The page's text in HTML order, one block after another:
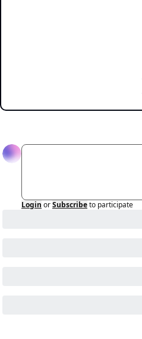
Login orSubscribeto participate